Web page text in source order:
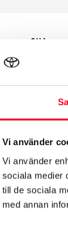
Vi använder
Vi använder
sociala medier
till de sociala
med annan
fälg
att kolla en
Ibland
hos